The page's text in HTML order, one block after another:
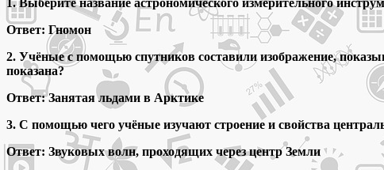
Ответ: Гномон
2. Учёные с помощью спутников составили изображение,
показана?
Ответ: Занятая льдами в Арктике
3. С помощью чего учёные изучают строение и свойства
Ответ: Звуковых волн, проходящих через центр Земли